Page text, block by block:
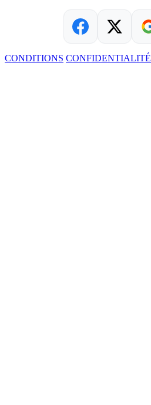
CONDITIONS CONFIDENTIALITÉ